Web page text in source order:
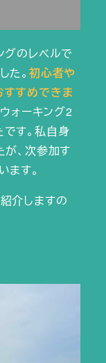
グのレベルで
た。初心者や
すめできま
ォーキング2
す。私自身
、次参加す
す。
介しますの